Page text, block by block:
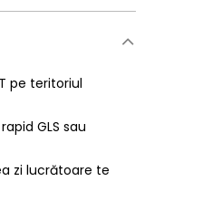
pe teritoriul
GLS sau
zi lucrătoare te